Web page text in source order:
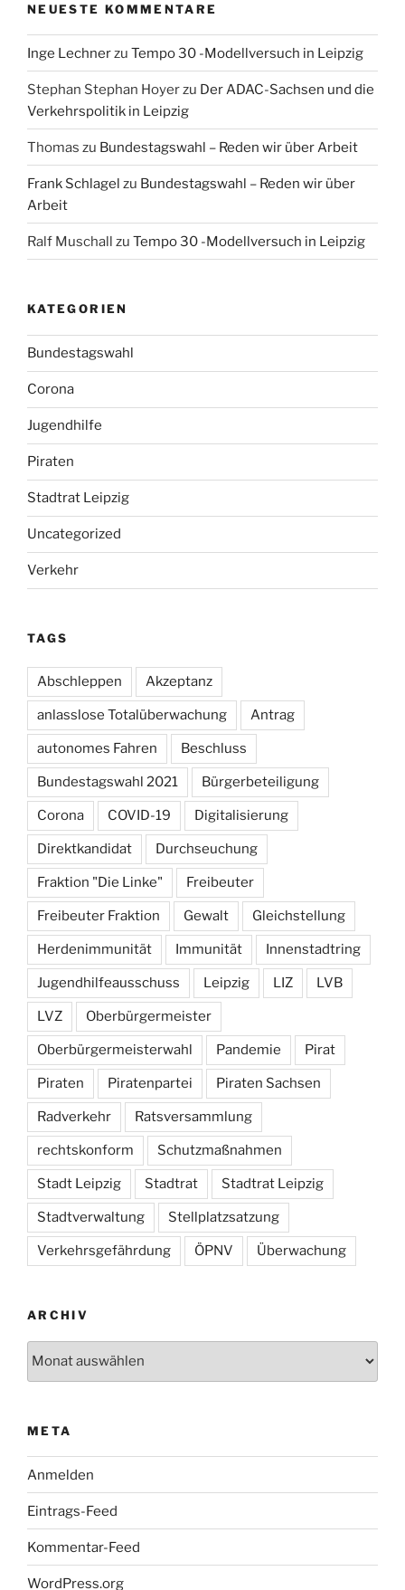
NEUESTE KOMMENTARE
Inge Lechnerzu Tempo 30 -Modellversuch in Leipzig
Stephan Stephan Hoyerzu Der ADAC-Sachsen und die
Verkehrspolitik in Leipzig
Thomas zu Bundestagswahl – Reden wir über Arbeit
Frank Schlagel zu Bundestagswahl – Reden wir über
Arbeit
Ralf Muschall zu Tempo 30 -Modellversuch in Leipzig
KATEGORIEN
Bundestagswahl
Corona
Jugendhilfe
Piraten
Stadtrat Leipzig
Uncategorized
Verkehr
TAGS
Abschleppen Akzeptanz
anlasslose Totalüberwachung Antrag
autonomes Fahren Beschluss
Bundestagswahl 2021 Bürgerbeteiligung
Corona COVID-19 Digitalisierung
Direktkandidat Durchseuchung
Fraktion "Die Linke" Freibeuter
Freibeuter Fraktion Gewalt Gleichstellung
Herdenimmunität Immunität Innenstadtring
Jugendhilfeausschuss Leipzig LIZ LVB
LVZ Oberbürgermeister
Oberbürgermeisterwahl Pandemie Pirat
Piraten Piratenpartei Piraten Sachsen
Radverkehr Ratsversammlung
rechtskonform Schutzmaßnahmen
Stadt Leipzig Stadtrat Stadtrat Leipzig
Stadtverwaltung Stellplatzsatzung
Verkehrsgefährdung ÖPNV Überwachung
ARCHIV
META
Anmelden
Eintrags-Feed
Kommentar-Feed
WordPress.org